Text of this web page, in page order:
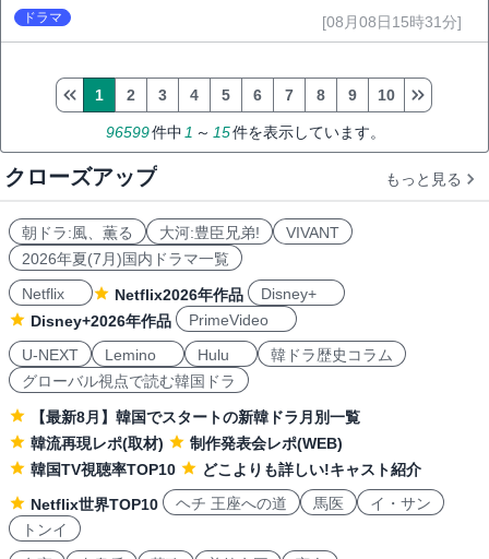
ドラマ [08月08日15時31分]
96599件中 1 ～ 15件を表示しています。
1 2 3 4 5 6 7 8 9 10
クローズアップ もっと見る
朝ドラ:風、薫る 大河:豊臣兄弟!
VIVANT
2026年夏(7月)国内ドラマ一覧
Netflix
Netflix2026年作品
Disney+
Disney+2026年作品
PrimeVideo
U-NEXT
Lemino Hulu
韓ドラ歴史コラム
グローバル視点で読む韓国ドラ
【最新8月】韓国でスタートの新韓ドラ月別一覧
韓流再現レポ(取材)
制作発表会レポ(WEB)
韓国TV視聴率TOP10
どこよりも詳しい!キャスト紹介
Netflix世界TOP10
ヘチ 王座への道 馬医
イ・サン
トンイ